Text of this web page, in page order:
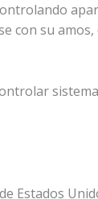
con su
Estados